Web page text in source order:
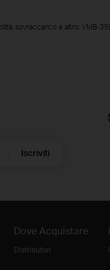
sovraccarico e altro.
Iscriviti
Dove Acquistare
Distributori